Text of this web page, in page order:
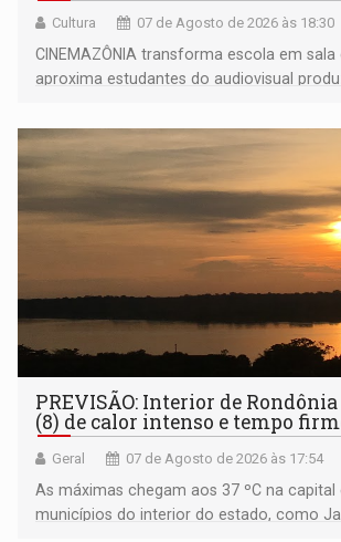
Cultura 07 de Agosto de 2026 às 18:30
CINEMAZÔNIA transforma escola em sala
aproxima estudantes do audiovisual
PREVISÃO: Interior de
(8) de calor intenso e tempo
Geral 07 de Agosto de 2026 às 17:54
As máximas chegam aos 37 ºC na capital
municípios do interior do estado, como